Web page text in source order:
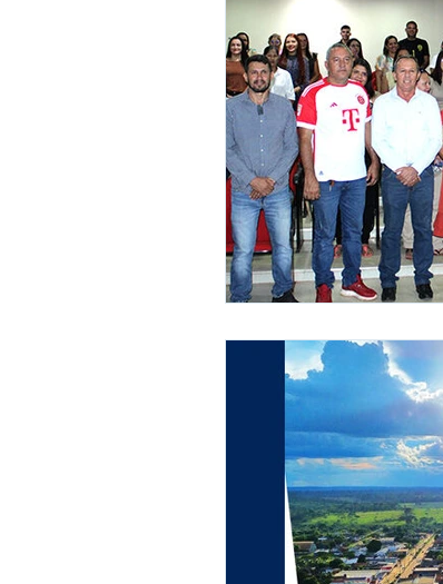
Administração e Finanças
Datas Comemorativas
Avisos e Convites
Eleições Esporte